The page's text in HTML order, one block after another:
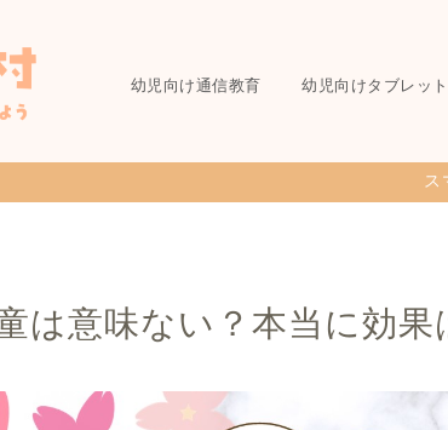
幼児向け通信教育 幼児向けタブレッ
ス
は意味ない？本当に効果